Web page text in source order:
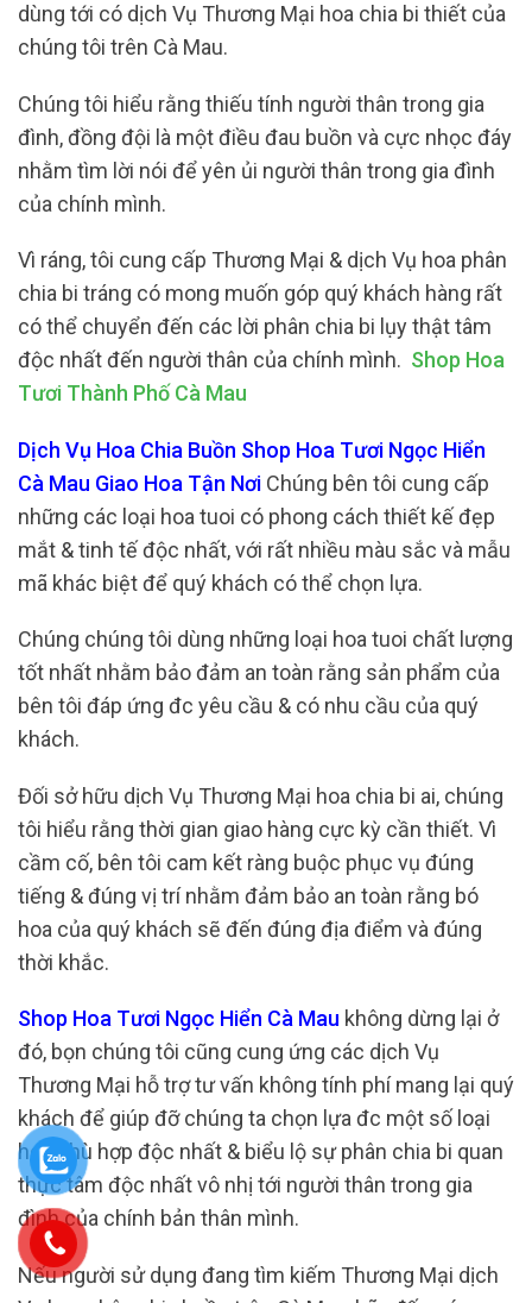
dùng tới có dịch Vụ Thương Mại hoa chia bi thiết của
chúng tôi trên Cà Mau.
Chúng tôi hiểu rằng thiếu tính người thân trong gia
đình, đồng đội là một điều đau buồn và cực nhọc đáy
nhằm tìm lời nói để yên ủi người thân trong gia đình
của chính mình.
Vì ráng, tôi cung cấp Thương Mại & dịch Vụ hoa phân
chia bi tráng có mong muốn góp quý khách hàng rất
có thể chuyển đến các lời phân chia bi lụy thật tâm
độc nhất đến người thân của chính mình. Shop Hoa
Tươi Thành Phố Cà Mau
Dịch Vụ Hoa Chia Buồn Shop Hoa Tươi Ngọc Hiển
Cà Mau Giao Hoa Tận Nơi Chúng bên tôi cung cấp
những các loại hoa tuoi có phong cách thiết kế đẹp
mắt & tinh tế độc nhất, với rất nhiều màu sắc và mẫu
mã khác biệt để quý khách có thể chọn lựa.
Chúng chúng tôi dùng những loại hoa tuoi chất lượng
tốt nhất nhằm bảo đảm an toàn rằng sản phẩm của
bên tôi đáp ứng đc yêu cầu & có nhu cầu của quý
khách.
Đối sở hữu dịch Vụ Thương Mại hoa chia bi ai, chúng
tôi hiểu rằng thời gian giao hàng cực kỳ cần thiết. Vì
cầm cố, bên tôi cam kết ràng buộc phục vụ đúng
tiếng & đúng vị trí nhằm đảm bảo an toàn rằng bó
hoa của quý khách sẽ đến đúng địa điểm và đúng
thời khắc.
Shop Hoa Tươi Ngọc Hiển Cà Mau không dừng lại ở
đó, bọn chúng tôi cũng cung ứng các dịch Vụ
Thương Mại hỗ trợ tư vấn không tính phí mang lại quý
khách để giúp đỡ chúng ta chọn lựa đc một số loại
hoa phù hợp độc nhất & biểu lộ sự phân chia bi quan
thực tâm độc nhất vô nhị tới người thân trong gia
đình của chính bản thân mình.
Nếu người sử dụng đang tìm kiếm Thương Mại dịch